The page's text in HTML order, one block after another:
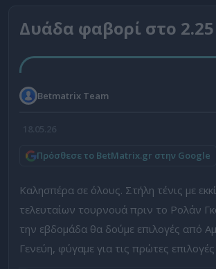
Δυάδα φαβορί στο 2.25
Betmatrix Team
18.05.26
Πρόσθεσε το BetMatrix.gr στην Google
Καλησπέρα σε όλους. Στήλη τένις με
τελευταίων τουρνουά πριν το Ρολάν
την εβδομάδα θα δούμε επιλογές από
Γενεύη, φύγαμε για τις πρώτες